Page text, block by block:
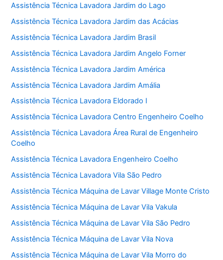
Assistência Técnica Lavadora Jardim do Lago
Assistência Técnica Lavadora Jardim das Acácias
Assistência Técnica Lavadora Jardim Brasil
Assistência Técnica Lavadora Jardim Angelo Forner
Assistência Técnica Lavadora Jardim América
Assistência Técnica Lavadora Jardim Amália
Assistência Técnica Lavadora Eldorado I
Assistência Técnica Lavadora Centro Engenheiro Coelho
Assistência Técnica Lavadora Área Rural de Engenheiro
Coelho
Assistência Técnica Lavadora Engenheiro Coelho
Assistência Técnica Lavadora Vila São Pedro
Assistência Técnica Máquina de Lavar Village Monte Cristo
Assistência Técnica Máquina de Lavar Vila Vakula
Assistência Técnica Máquina de Lavar Vila São Pedro
Assistência Técnica Máquina de Lavar Vila Nova
Assistência Técnica Máquina de Lavar Vila Morro do